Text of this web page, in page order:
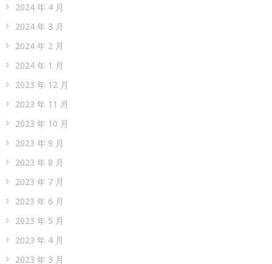
2024 年 4 月
2024 年 3 月
2024 年 2 月
2024 年 1 月
2023 年 12 月
2023 年 11 月
2023 年 10 月
2023 年 9 月
2023 年 8 月
2023 年 7 月
2023 年 6 月
2023 年 5 月
2023 年 4 月
2023 年 3 月